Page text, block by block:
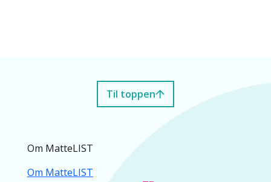
Til toppen
Om MatteLIST
Om MatteLIST